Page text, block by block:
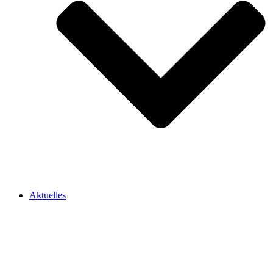
Aktuelles